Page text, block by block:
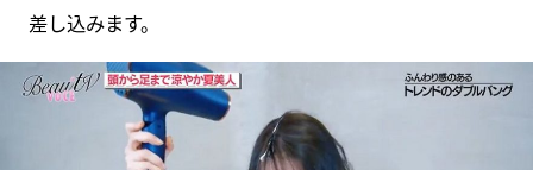
差し込みます。